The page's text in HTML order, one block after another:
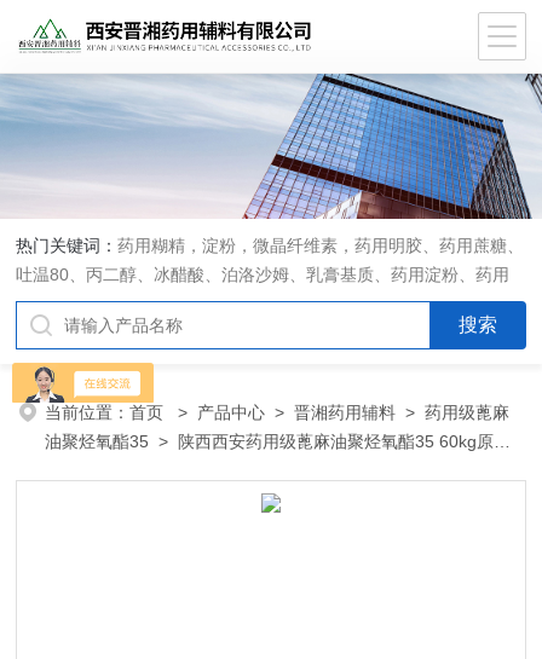
热门关键词：药用糊精，淀粉，微晶纤维素，药用明胶、药用蔗糖、
吐温80、丙二醇、冰醋酸、泊洛沙姆、乳膏基质、药用淀粉、药用
糊精、硬脂酸镁、聚丙烯酸树脂系列、羧甲基淀粉钠、羧甲基纤维素
钠、可溶性淀粉、甘露醇、羟丙纤维素、羟丙基甲基纤维素、乳糖、
交联聚维酮、交联羧甲基纤维素钠、聚乙二醇（PEG）系列、二氧化
硅、聚乙烯吡咯烷酮、十八醇、十六醇、预交化淀粉、微晶纤维素、
甲基纤维素、乙基纤维素，三氯蔗糖，麝香草酚，药用蜂蜜，
当前位置：首页 > 产品中心 >晋湘药用辅料 >药用级蓖麻
油聚烃氧酯35 > 陕西西安药用级蓖麻油聚烃氧酯35 60kg原厂